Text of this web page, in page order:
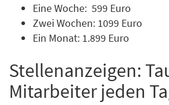
Eine Woche: 599 Euro
Zwei Wochen: 1099 Euro
Ein Monat: 1.899 Euro
Stellenanzeigen:
Mitarbeiter jeden